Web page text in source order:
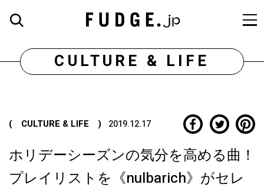
CULTURE & LIFE
( CULTURE & LIFE ) 2019.12.17
ホリデーシーズンの気分を高める曲！
プレイリストを《nulbarich》がセレ